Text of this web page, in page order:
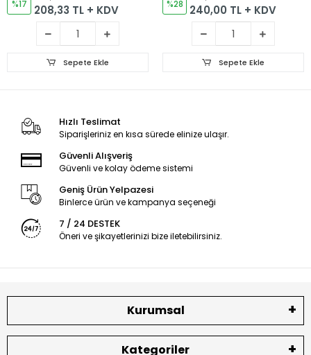
%17 208,33 TL + KDV
Sepete Ekle
%28 240,00 TL + KDV
Sepete Ekle
Hızlı Teslimat
Siparişleriniz en kısa sürede elinize ulaşır.
Güvenli Alışveriş
Güvenli ve kolay ödeme sistemi
Geniş Ürün Yelpazesi
Binlerce ürün ve kampanya seçeneği
7 / 24 DESTEK
Öneri ve şikayetlerinizi bize iletebilirsiniz.
Kurumsal
Kategoriler